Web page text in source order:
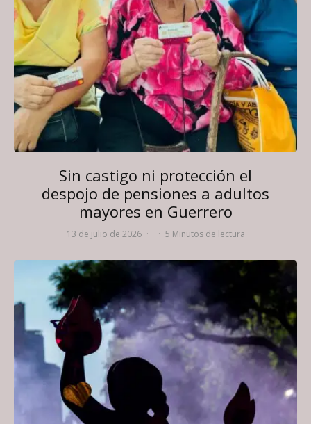
Sin castigo ni protección el
despojo de pensiones a adultos
mayores en Guerrero
13 de julio de 2026 · · 5 Minutos de lectura